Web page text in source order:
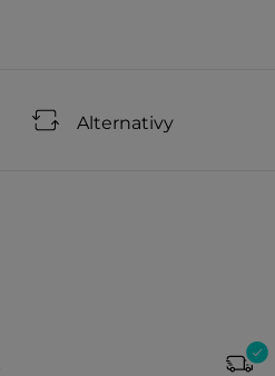
Alternativy